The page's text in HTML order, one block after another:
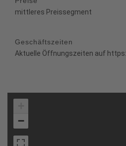
mittleres Preissegment
Geschäftszeiten
Aktuelle Öffnungszeiten auf
−